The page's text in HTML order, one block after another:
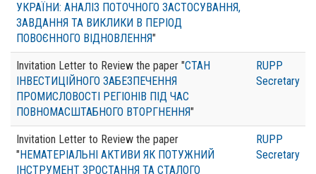
УКРАЇНИ: АНАЛІЗ ПОТОЧНОГО ЗАСТОСУВАННЯ,
ЗАВДАННЯ ТА ВИКЛИКИ В ПЕРІОД
ПОВОЄННОГО ВІДНОВЛЕННЯ"
Invitation Letter to Review the paper "СТАН
ІНВЕСТИЦІЙНОГО ЗАБЕЗПЕЧЕННЯ
ПРОМИСЛОВОСТІ РЕГІОНІВ ПІД ЧАС
ПОВНОМАСШТАБНОГО ВТОРГНЕННЯ"
RUPP
Secretary
Invitation Letter to Review the paper
"НЕМАТЕРІАЛЬНІ АКТИВИ ЯК ПОТУЖНИЙ
ІНСТРУМЕНТ ЗРОСТАННЯ ТА СТАЛОГО
RUPP
Secretary